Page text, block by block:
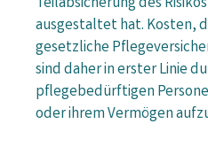
ausgestaltet hat. Kosten,
gesetzliche
sind daher in erster Linie
pflegebedürftigen
oder ihrem Vermögen